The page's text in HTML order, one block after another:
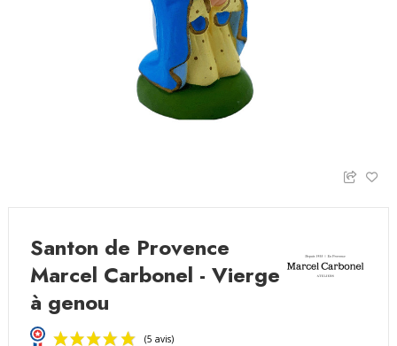
Santon de Provence
Marcel Carbonel - Vierge
à genou